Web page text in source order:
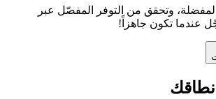
وتحقق من التوفر المفصّل عبر
عندما تكون جاهزاً!
نطاقك